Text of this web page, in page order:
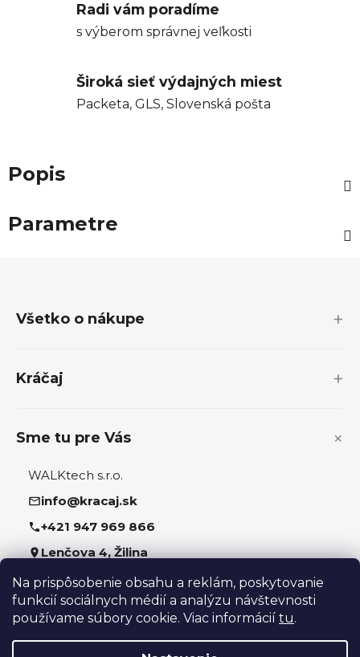
Na prispôsobenie obsahu a reklám, poskytovanie
funkcií sociálnych médií a analýzu návštevnosti
používame súbory cookie. Viac informácií tu.
Radi vám poradíme
s výberom správnej veľkosti
Široká sieť výdajných miest
Packeta, GLS, Slovenská pošta
Popis
Parametre
Všetko o nákupe
Kráčaj
Sme tu pre Vás
WALKtech s.r.o.
info@kracaj.sk
+421 947 969 866
Lenčova 4, Žilina
Sledujte nás